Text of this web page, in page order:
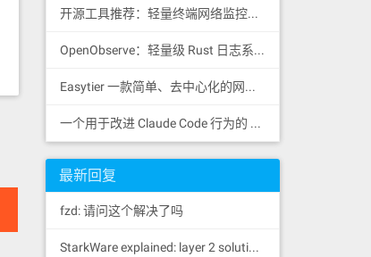
开源工具推荐：轻量终端网络监控工具 RustNet
OpenObserve：轻量级 Rust 日志系统
Easytier 一款简单、去中心化的网状 VPN，支持 WireGuard
一个用于改进 Claude Code 行为的 CLAUDE.md 文件，源自 Andrej Karpathy 对 LLM 编码陷阱的观察。
最新回复
fzd: 请问这个解决了吗
StarkWare explained: layer 2 solution provider of dYdX and iMMUTABLE R11; BitKeep News: [...]Layer 2: https://...